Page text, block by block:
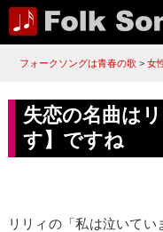
フォークソングは青春の歌 >女
失恋の名曲は
す】ですね
リリィの「私は泣いてい